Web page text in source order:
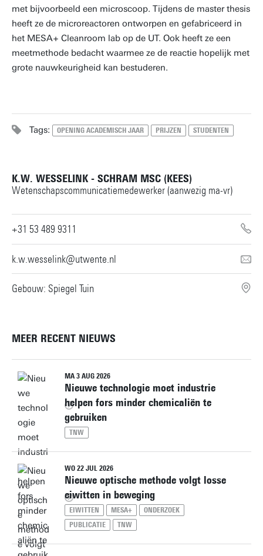
met bijvoorbeeld een microscoop. Tijdens de master thesis
heeft ze de microreactoren ontworpen en gefabriceerd in
het MESA+ Cleanroom lab op de UT. Ook heeft ze een
meetmethode bedacht waarmee ze de reactie hopelijk met
grote nauwkeurigheid kan bestuderen.
Tags: OPENING ACADEMISCH JAAR PRIJZEN STUDENTEN
K.W. WESSELINK - SCHRAM MSC (KEES)
Wetenschapscommunicatiemedewerker (aanwezig ma-vr)
+31 53 489 9311
k.w.wesselink@utwente.nl
Gebouw: Spiegel Tuin
MEER RECENT NIEUWS
MA 3 AUG 2026
Nieuwe technologie moet industrie
helpen fors minder chemicaliën te
gebruiken
TNW
WO 22 JUL 2026
Nieuwe optische methode volgt losse
eiwitten in beweging
EIWITTEN MESA+
ONDERZOEK
PUBLICATIE
TNW